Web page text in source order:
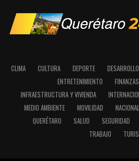
CLIMA CULTURA DEPORTE DESARROLLO
ENTRETENIMIENTO
FINANZAS
INFRAESTRUCTURA Y VIVIENDA
MEDIO AMBIENTE
MOVILIDAD NACIONAL
QUERÉTARO
SALUD SEGURIDAD
TRABAJO